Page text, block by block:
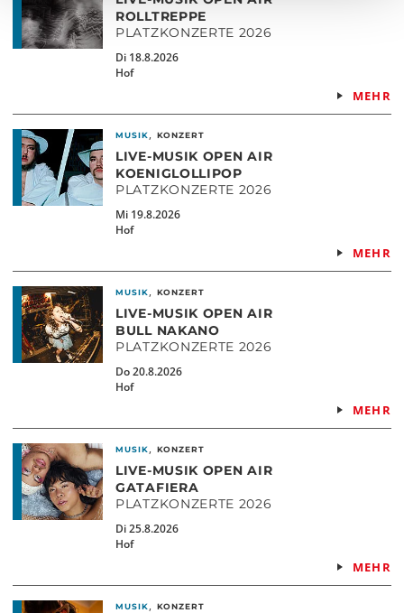
ROLLTREPPE
PLATZKONZERTE 2026
Di 18.8.2026
Hof
MEHR
MUSIK, KONZERT
LIVE-MUSIK OPEN AIR
KOENIGLOLLIPOP
PLATZKONZERTE 2026
Mi 19.8.2026
Hof
MEHR
MUSIK, KONZERT
LIVE-MUSIK OPEN AIR
BULL NAKANO
PLATZKONZERTE 2026
Do 20.8.2026
Hof
MEHR
MUSIK, KONZERT
LIVE-MUSIK OPEN AIR
GATAFIERA
PLATZKONZERTE 2026
Di 25.8.2026
Hof
MEHR
MUSIK, KONZERT